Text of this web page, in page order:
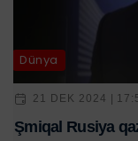
Dünya
21 DEK 2024 |
Şmiqal Rusiya